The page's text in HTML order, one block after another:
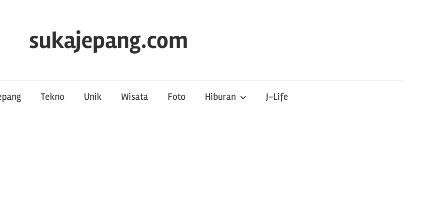
sukajepang.com
Tekno Unik Wisata Foto Hiburan J-Life